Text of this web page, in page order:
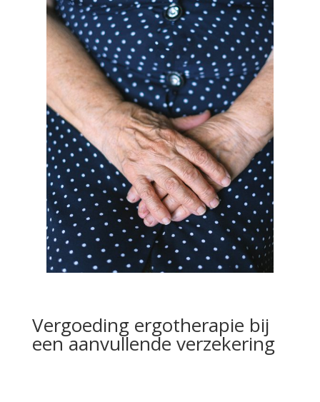
Vergoeding ergotherapie bij
een aanvullende verzekering